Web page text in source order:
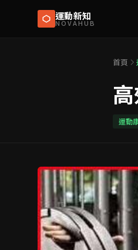
運動新知
NOVAHUB
首頁
運動